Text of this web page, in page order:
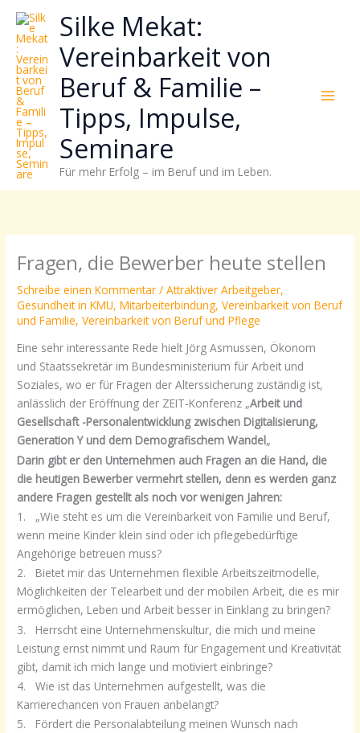
Zum
Inhalt
springen
Silke Mekat:
Vereinbarkeit von
Beruf & Familie –
Tipps, Impulse,
Seminare
Für mehr Erfolg – im Beruf und im Leben.
Fragen, die Bewerber heute stellen
Schreibe einen Kommentar /Attraktiver Arbeitgeber,
Gesundheit in KMU,Mitarbeiterbindung,Vereinbarkeit von Beruf
und Familie,Vereinbarkeit von Beruf und Pflege
Eine sehr interessante Rede hielt Jörg Asmussen, Ökonom
und Staatssekretär im Bundesministerium für Arbeit und
Soziales, wo er für Fragen der Alterssicherung zuständig ist,
anlässlich der Eröffnung der ZEIT-Konferenz „Arbeit und
Gesellschaft -Personalentwicklung zwischen Digitalisierung,
Generation Y und dem Demografischem Wandel„
Darin gibt er den Unternehmen auch Fragen an die Hand, die
die heutigen Bewerber vermehrt stellen, denn es werden ganz
andere Fragen gestellt als noch vor wenigen Jahren:
1. „Wie steht es um die Vereinbarkeit von Familie und Beruf,
wenn meine Kinder klein sind oder ich pflegebedürftige
Angehörige betreuen muss?
2. Bietet mir das Unternehmen flexible Arbeitszeitmodelle,
Möglichkeiten der Telearbeit und der mobilen Arbeit, die es mir
ermöglichen, Leben und Arbeit besser in Einklang zu bringen?
3. Herrscht eine Unternehmenskultur, die mich und meine
Leistung ernst nimmt und Raum für Engagement und Kreativität
gibt, damit ich mich lange und motiviert einbringe?
4. Wie ist das Unternehmen aufgestellt, was die
Karrierechancen von Frauen anbelangt?
5. Fördert die Personalabteilung meinen Wunsch nach
wie
sich
Stress
reduzieren
Energie
gezielter
einsetzen
lässt?
Einfach